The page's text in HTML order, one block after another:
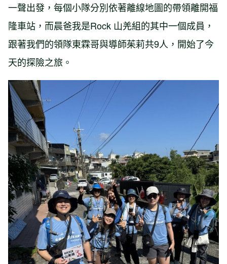
一聲出發，每個小隊分別依著離線地圖的帶領離開福
隆車站，而晨爸我是Rock 山羌組的其中一個成員，
跟著我們的領隊東霖哥與導師茱莉共9人，開始了今
天的探險之旅。